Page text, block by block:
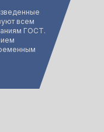
всем
ГОСТ.